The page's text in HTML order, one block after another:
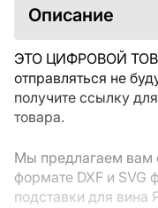
интересующие Вас
свяжитесь с
Описание
ЭТО ЦИФРОВОЙ
отправляться не
получите ссылку
товара.
Мы предлагаем вам
формате DXF и SVG
подставки для